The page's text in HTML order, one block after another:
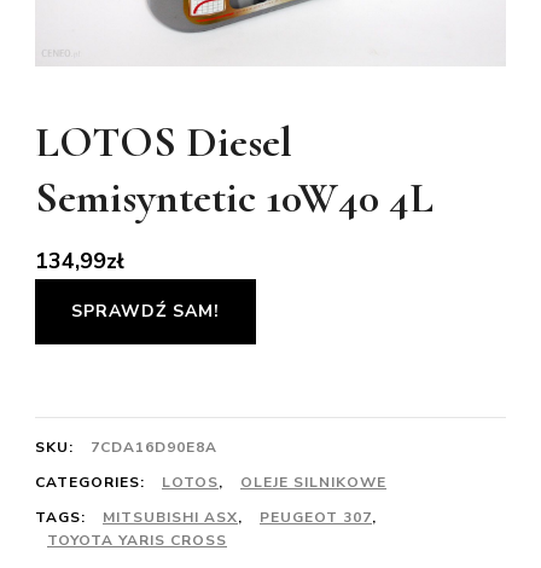
LOTOS Diesel
Semisyntetic 10W40 4L
134,99zł
SPRAWDŹ SAM!
SKU:
7CDA16D90E8A
CATEGORIES:
LOTOS,
OLEJE SILNIKOWE
TAGS:
MITSUBISHI ASX, PEUGEOT 307,
TOYOTA YARIS CROSS